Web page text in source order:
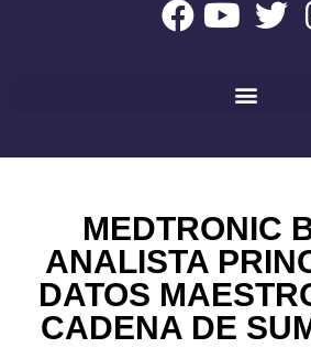
MEDTRONIC
ANALISTA
DATOS
CADENA DE